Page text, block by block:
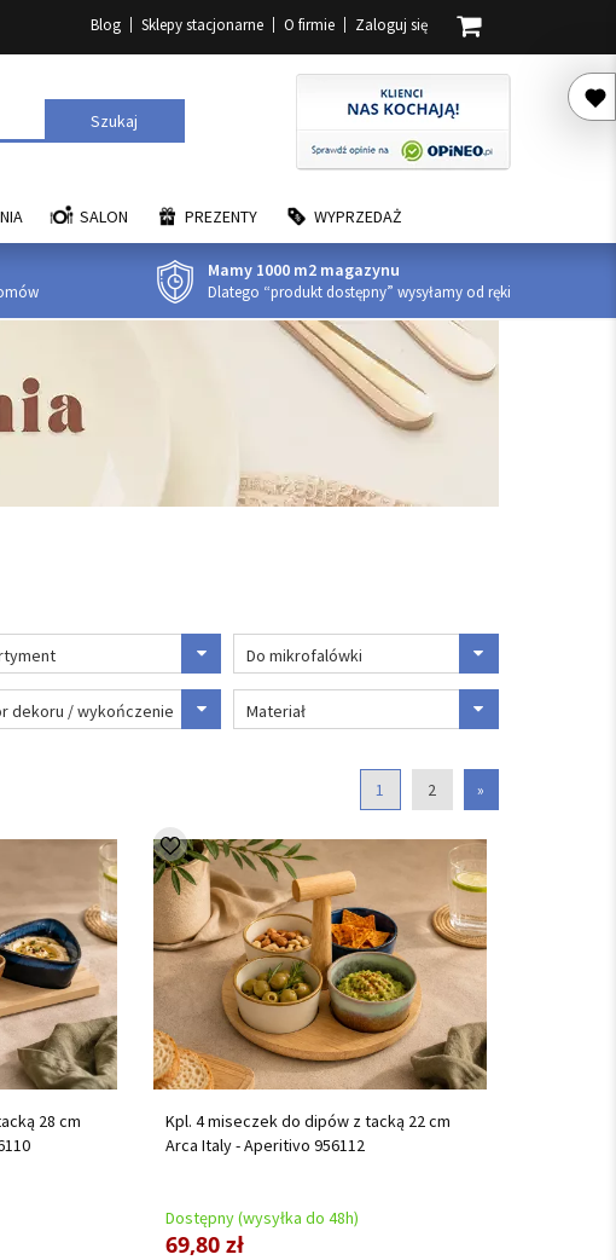
Blog Sklepy stacjonarne O firmie Zaloguj się
Szukaj
SALON PREZENTY WYPRZEDAŻ
Mamy 1000 m2 magazynu
Dlatego “produkt dostępny” wysyłamy od ręki
Do mikrofalówki
dekoru / wykończenie Materiał
1 2 »
28 cm
Kpl. 4 miseczek do dipów z tacką 22 cm
Arca Italy - Aperitivo 956112
Dostępny (wysyłka do 48h)
69,80 zł